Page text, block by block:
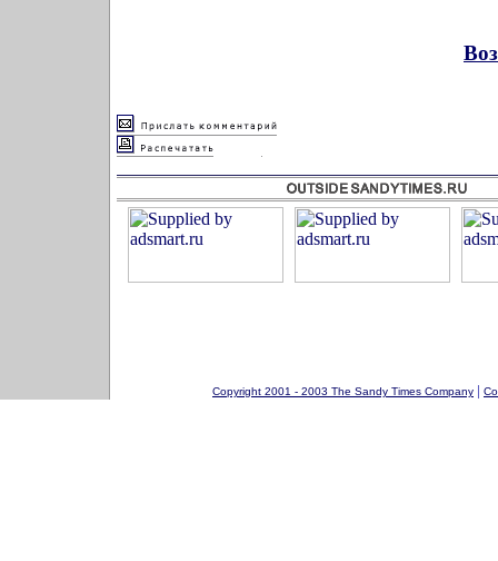
Copyright 2001 - 2003 The Sandy Times Company |